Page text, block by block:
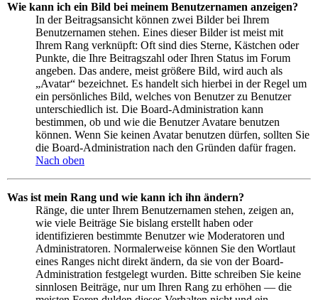
Wie kann ich ein Bild bei meinem Benutzernamen anzeigen?
In der Beitragsansicht können zwei Bilder bei Ihrem
Benutzernamen stehen. Eines dieser Bilder ist meist mit
Ihrem Rang verknüpft: Oft sind dies Sterne, Kästchen oder
Punkte, die Ihre Beitragszahl oder Ihren Status im Forum
angeben. Das andere, meist größere Bild, wird auch als
„Avatar“ bezeichnet. Es handelt sich hierbei in der Regel um
ein persönliches Bild, welches von Benutzer zu Benutzer
unterschiedlich ist. Die Board-Administration kann
bestimmen, ob und wie die Benutzer Avatare benutzen
können. Wenn Sie keinen Avatar benutzen dürfen, sollten Sie
die Board-Administration nach den Gründen dafür fragen.
Nach oben
Was ist mein Rang und wie kann ich ihn ändern?
Ränge, die unter Ihrem Benutzernamen stehen, zeigen an,
wie viele Beiträge Sie bislang erstellt haben oder
identifizieren bestimmte Benutzer wie Moderatoren und
Administratoren. Normalerweise können Sie den Wortlaut
eines Ranges nicht direkt ändern, da sie von der Board-
Administration festgelegt wurden. Bitte schreiben Sie keine
sinnlosen Beiträge, nur um Ihren Rang zu erhöhen — die